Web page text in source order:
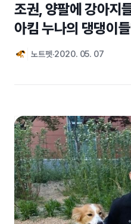
조권, 양팔에 강아지
아킴 누나의 댕댕이
노트펫 2020. 05. 07